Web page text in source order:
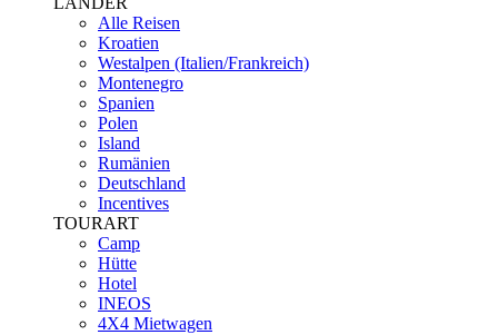
Alle Reisen
Kroatien
Westalpen (Italien/Frankreich)
Montenegro
Spanien
Polen
Island
Rumänien
Deutschland
Incentives
TOURART
Camp
Hütte
Hotel
INEOS
4X4 Mietwagen